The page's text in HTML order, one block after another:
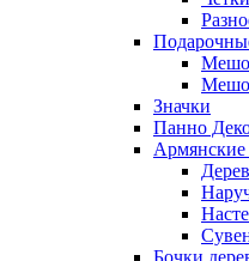
Значки
Панно
Армянские
Бочки